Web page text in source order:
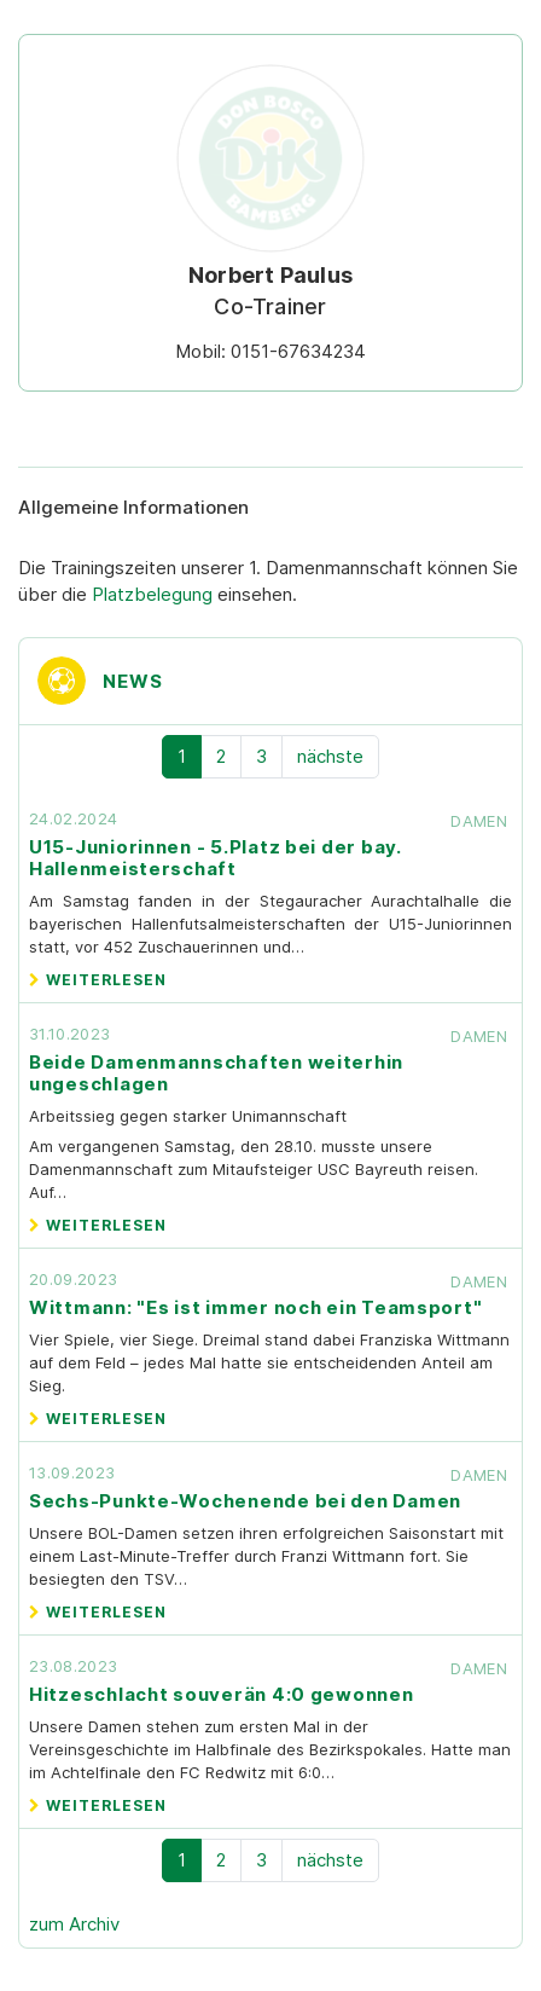
Norbert Paulus
Co-Trainer
Mobil: 0151-67634234
Allgemeine Informationen
Die Trainingszeiten unserer 1. Damenmannschaft können Sie
über die Platzbelegung einsehen.
NEWS
1 2 3 nächste
24.02.2024 DAMEN
U15-Juniorinnen - 5.Platz bei der bay.
Hallenmeisterschaft
Am Samstag fanden in der Stegauracher Aurachtalhalle die
bayerischen Hallenfutsalmeisterschaften der U15-Juniorinnen
statt, vor 452 Zuschauerinnen und…
WEITERLESEN
31.10.2023 DAMEN
Beide Damenmannschaften weiterhin
ungeschlagen
Arbeitssieg gegen starker Unimannschaft
Am vergangenen Samstag, den 28.10. musste unsere
Damenmannschaft zum Mitaufsteiger USC Bayreuth reisen.
Auf…
WEITERLESEN
20.09.2023 DAMEN
Wittmann: "Es ist immer noch ein Teamsport"
Vier Spiele, vier Siege. Dreimal stand dabei Franziska Wittmann
auf dem Feld – jedes Mal hatte sie entscheidenden Anteil am
Sieg.
WEITERLESEN
13.09.2023 DAMEN
Sechs-Punkte-Wochenende bei den Damen
Unsere BOL-Damen setzen ihren erfolgreichen Saisonstart mit
einem Last-Minute-Treffer durch Franzi Wittmann fort. Sie
besiegten den TSV…
WEITERLESEN
23.08.2023 DAMEN
Hitzeschlacht souverän 4:0 gewonnen
Unsere Damen stehen zum ersten Mal in der
Vereinsgeschichte im Halbfinale des Bezirkspokales. Hatte man
im Achtelfinale den FC Redwitz mit 6:0…
WEITERLESEN
1 2 3 nächste
zum Archiv